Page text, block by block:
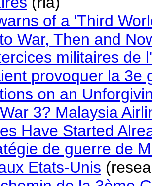
of a 'Third
War, Then and
militaires de
provoquer la 3e
on an
3? Malaysia
Have Started
de guerre de
Etats-Unis